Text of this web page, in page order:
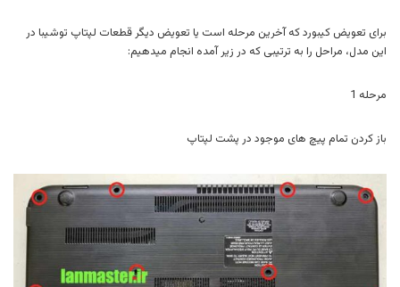
برای تعویض کیبورد که آخرین مرحله است یا تعویض دیگر قطعات لپتاپ توشیبا در
این مدل، مراحل را به ترتیبی که در زیر آمده انجام میدهیم:
مرحله 1
باز کردن تمام پیچ های موجود در پشت لپتاپ